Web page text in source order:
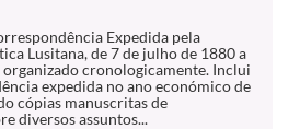
Expedida pela
Lusitana, de 7 de julho de 1880 a
organizado cronologicamente. Inclui
expedida no ano económico de
cópias manuscritas de
diversos assuntos...